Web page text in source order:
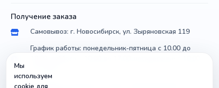
Получение заказа
Самовывоз: г. Новосибирск, ул. Зыряновская 119
График работы: понедельник-пятница с 10.00 до
Доставка по России почтой и транспортными
Мы
используем